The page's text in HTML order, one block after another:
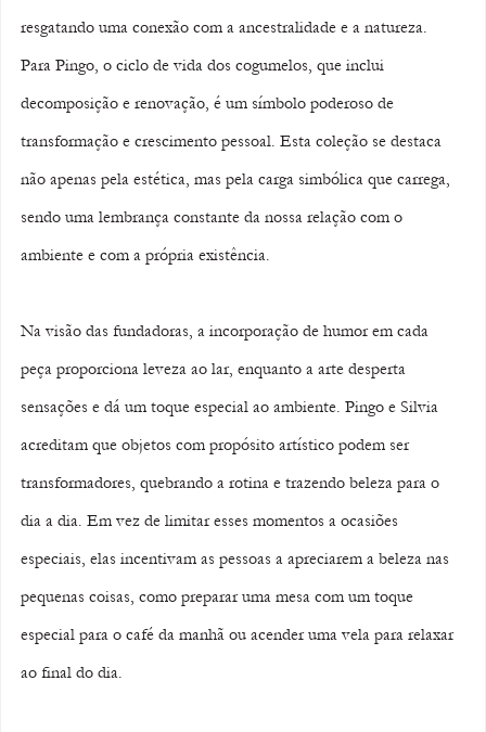
resgatando uma conexão com a ancestralidade e a natureza.
Para Pingo, o ciclo de vida dos cogumelos, que inclui
decomposição e renovação, é um símbolo poderoso de
transformação e crescimento pessoal. Esta coleção se destaca
não apenas pela estética, mas pela carga simbólica que carrega,
sendo uma lembrança constante da nossa relação com o
ambiente e com a própria existência.
Na visão das fundadoras, a incorporação de humor em cada
peça proporciona leveza ao lar, enquanto a arte desperta
sensações e dá um toque especial ao ambiente. Pingo e Silvia
acreditam que objetos com propósito artístico podem ser
transformadores, quebrando a rotina e trazendo beleza para o
dia a dia. Em vez de limitar esses momentos a ocasiões
especiais, elas incentivam as pessoas a apreciarem a beleza nas
pequenas coisas, como preparar uma mesa com um toque
especial para o café da manhã ou acender uma vela para relaxar
ao final do dia.